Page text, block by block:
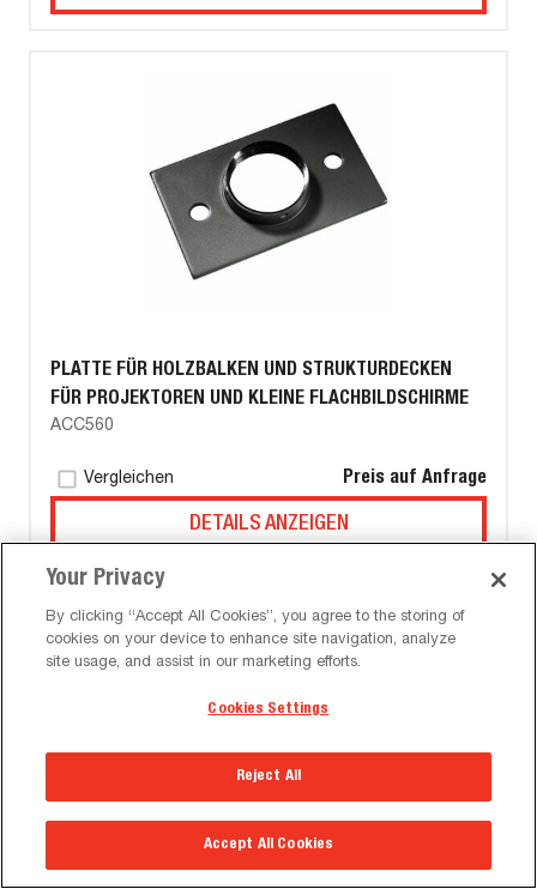
PLATTE FÜR HOLZBALKEN UND STRUKTURDECKEN
FÜR PROJEKTOREN UND KLEINE FLACHBILDSCHIRME
ACC560
Vergleichen Preis auf Anfrage
DETAILS ANZEIGEN
Your Privacy
By clicking “Accept All Cookies”, you agree to the storing of
cookies on your device to enhance site navigation, analyze
site usage, and assist in our marketing efforts.
Cookies Settings
Reject All
Accept All Cookies